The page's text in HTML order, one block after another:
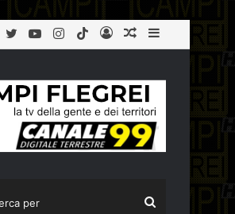
Sidebar
Articolo
Log
TikTok
Instagram
YouTube
Twitter
Cerca